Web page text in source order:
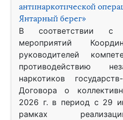
антинаркотической
Янтарный берег»
В соответствии с
мероприятий
руководителей
противодействию
наркотиков
Договора о
2026 г. в период с 29
рамках